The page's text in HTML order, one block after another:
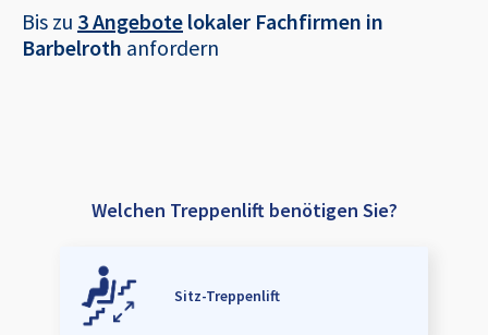
Bis zu 3 Angebote lokaler Fachfirmen in
Barbelroth anfordern
Welchen Treppenlift benötigen Sie?
Sitz-Treppenlift